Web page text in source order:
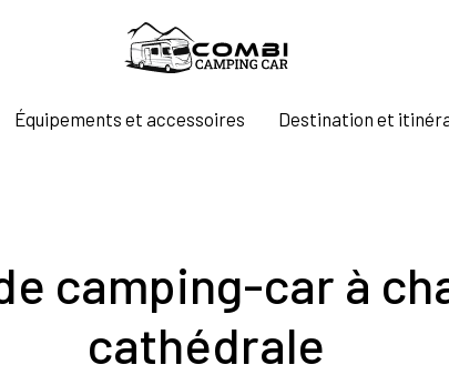
Équipements et accessoires Destination et
camping-car à
cathédrale